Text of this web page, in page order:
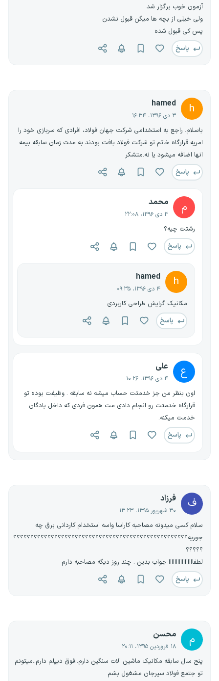
آزمون خوب برگزار شد
ولی خیلی از بچه ها میگن قبول نشدن
پس کی قبول شده
پاسخ
h
hamed
۳ دی ۱۳۹۶، ۱۶:۳۴
باسلام. راجع به استخدامی شرکت جهان فولاد، افرادی که سربازی خود را
امریه قرارگاه خاتم تو شرکت فولاد بافت بودند به مدت زمان سابقه بیمه
انها اضافه میشود یا نه.متشکر
پاسخ
م محمد
۳ دی ۱۳۹۶، ۲۲:۰۸
رشتت چیه؟
پاسخ
h
hamed
۴ دی ۱۳۹۶، ۰۹:۳۵
مکانیک گرایش طراحی کاربردی
پاسخ
ع علی
۴ دی ۱۳۹۶، ۱۰:۲۶
اون بنظر من جز خدمتت حساب میشه نه سابقه . وظیفت بوده تو
قرارگاه خدمتت رو انجام دادی مث همون فردی که داخل پادگان
خدمت میکنه.
پاسخ
ف فرزاد
۳۰ شهریور ۱۳۹۵، ۱۳:۲۳
سلام کسی میدونه مصاحبه کاراسا واسه استخدام کاردانی برق چه
جوریه؟؟؟؟؟؟؟؟؟؟؟؟؟؟؟؟؟؟؟؟؟؟؟؟؟؟؟؟؟؟؟؟؟؟؟؟؟؟؟؟؟؟؟؟؟؟؟؟؟؟؟
؟؟؟؟؟
لطفااااااااااااااااا جواب بدین . چند روز دیگه مصاحبه دارم
پاسخ
م محسن
۱۸ فروردین ۱۳۹۵، ۲۰:۱۱
پنج سال سابقه مکانیک ماشین الات سنگین دارم..فوق دیپلم دارم..میتونم
تو جتمع فولاد سیرجان مشغول بشم